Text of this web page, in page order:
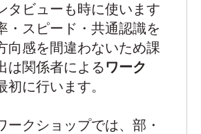
タビューも時に使います
・スピード・共通認識を
向感を間違わないため課
は関係者によるワーク
初に行います。
ークショップでは、部・